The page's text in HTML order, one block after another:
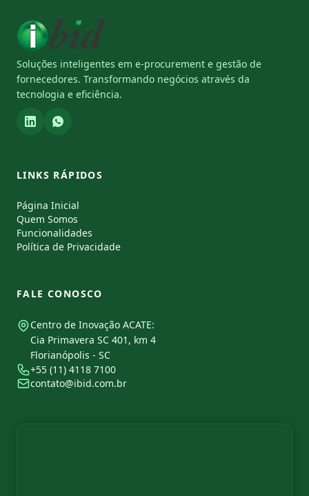
Soluções inteligentes em e-procurement e gestão de
fornecedores. Transformando negócios através da
tecnologia e eficiência.
LINKS RÁPIDOS
Página Inicial
Quem Somos
Funcionalidades
Política de Privacidade
FALE CONOSCO
Centro de Inovação ACATE:
Cia Primavera SC 401, km 4
Florianópolis - SC
+55 (11) 4118 7100
contato@ibid.com.br